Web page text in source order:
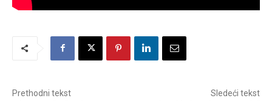
Prethodni tekst Sledeći tekst